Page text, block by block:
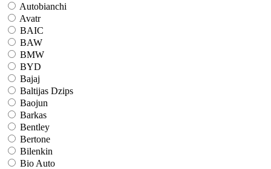
Autobianchi
Avatr
BAIC
BAW
BMW
BYD
Bajaj
Baltijas Dzips
Baojun
Barkas
Bentley
Bertone
Bilenkin
Bio Auto